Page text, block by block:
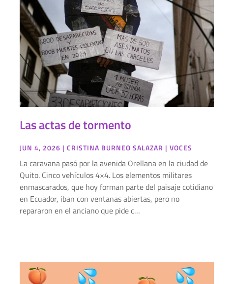
Las actas de tormento
JUN 4, 2026 | CRISTINA BURNEO SALAZAR | VOCES
La caravana pasó por la avenida Orellana en la ciudad de
Quito. Cinco vehículos 4×4. Los elementos militares
enmascarados, que hoy forman parte del paisaje cotidiano
en Ecuador, iban con ventanas abiertas, pero no
repararon en el anciano que pide c…